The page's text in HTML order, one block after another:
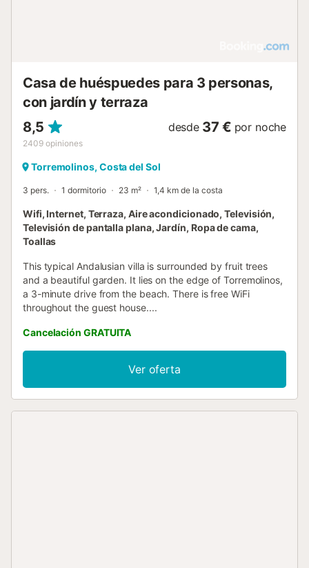
Casa de huéspuedes para 3 personas,
con jardín y terraza
8,5
2409 opiniones
desde 37 € por noche
Torremolinos, Costa del Sol
3 pers. 1 dormitorio 23 m² 1,4 km de la costa
Wifi, Internet, Terraza, Aire acondicionado, Televisión,
Televisión de pantalla plana, Jardín, Ropa de cama,
Toallas
This typical Andalusian villa is surrounded by fruit trees
and a beautiful garden. It lies on the edge of Torremolinos,
a 3-minute drive from the beach. There is free WiFi
throughout the guest house....
Cancelación GRATUITA
Ver oferta